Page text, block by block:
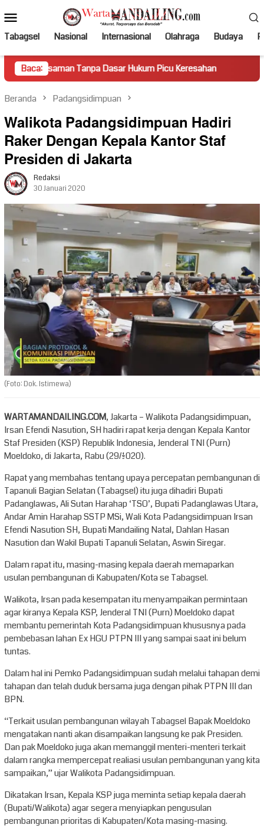
ke
kontenMobile
Tabagsel Nasional Internasional Olahraga Budaya
Baca:
Tanpa Dasar Hukum Picu Keresahan Truk Miring
Beranda Padangsidimpuan
Walikota Padangsidimpuan Hadiri
Raker Dengan Kepala Kantor Staf
Presiden di Jakarta
Redaksi
30 Januari 2020
(Foto: Dok. Istimewa)
WARTAMANDAILING.COM, Jakarta – Walikota Padangsidimpuan,
Irsan Efendi Nasution, SH hadiri rapat kerja dengan Kepala Kantor
Staf Presiden (KSP) Republik Indonesia, Jenderal TNI (Purn)
Moeldoko, di Jakarta, Rabu (29/1/2020).
Rapat yang membahas tentang upaya percepatan pembangunan di
Tapanuli Bagian Selatan (Tabagsel) itu juga dihadiri Bupati
Padanglawas, Ali Sutan Harahap ‘TSO’, Bupati Padanglawas Utara,
Andar Amin Harahap SSTP MSi, Wali Kota Padangsidimpuan Irsan
Efendi Nasution SH, Bupati Mandailing Natal, Dahlan Hasan
Nasution dan Wakil Bupati Tapanuli Selatan, Aswin Siregar.
Dalam rapat itu, masing-masing kepala daerah memaparkan
usulan pembangunan di Kabupaten/Kota se Tabagsel.
Walikota, Irsan pada kesempatan itu menyampaikan permintaan
agar kiranya Kepala KSP, Jenderal TNI (Purn) Moeldoko dapat
membantu pemerintah Kota Padangsidimpuan khususnya pada
pembebasan lahan Ex HGU PTPN III yang sampai saat ini belum
tuntas.
Dalam hal ini Pemko Padangsidimpuan sudah melalui tahapan demi
tahapan dan telah duduk bersama juga dengan pihak PTPN III dan
BPN.
“Terkait usulan pembangunan wilayah Tabagsel Bapak Moeldoko
mengatakan nanti akan disampaikan langsung ke pak Presiden.
Dan pak Moeldoko juga akan memanggil menteri-menteri terkait
dalam rangka mempercepat realiasi usulan pembangunan yang kita
sampaikan,” ujar Walikota Padangsidimpuan.
Dikatakan Irsan, Kepala KSP juga meminta setiap kepala daerah
(Bupati/Walikota) agar segera menyiapkan pengusulan
pembangunan prioritas di Kabupaten/Kota masing-masing.